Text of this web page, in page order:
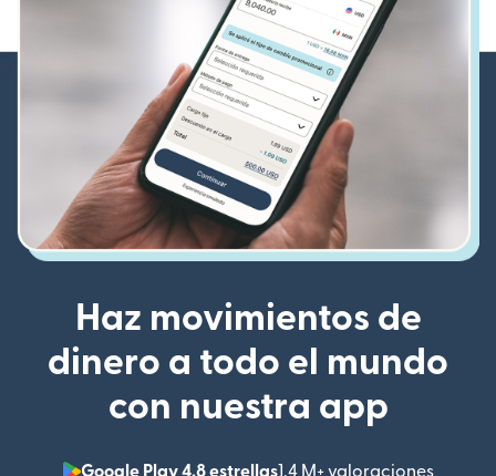
Haz movimientos de
dinero a todo el mundo
con nuestra app
Google Play 4,8 estrellas1,4 M+ valoraciones